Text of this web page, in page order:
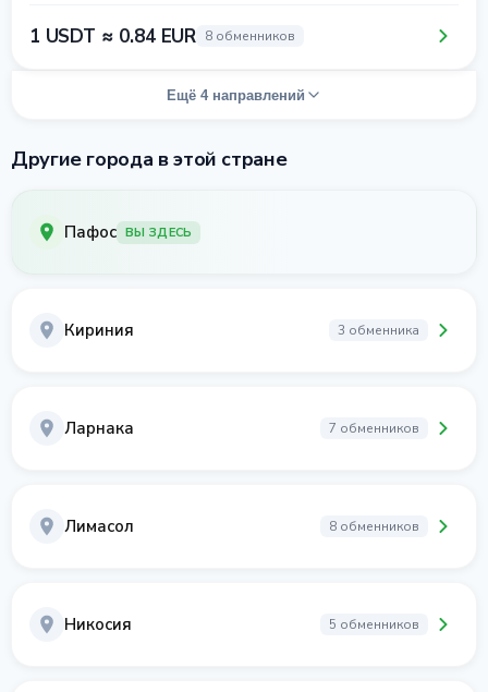
1 USDT ≈ 0.84 EUR 8 обменников
Ещё 4 направлений
Другие города в этой стране
Пафос ВЫ ЗДЕСЬ
Кириния 3 обменника
Ларнака 7 обменников
Лимасол 8 обменников
Никосия 5 обменников